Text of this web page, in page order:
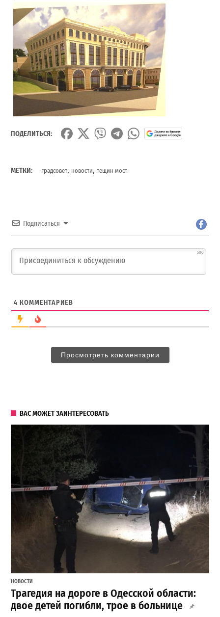
ПОДЕЛИТЬСЯ:
МЕТКИ: градсовет, новости,тещин мост
Подписаться
500
4 КОММЕНТАРИЕВ
Просмотреть комментарии
ВАС МОЖЕТ ЗАИНТЕРЕСОВАТЬ
НОВОСТИ
Трагедия на дороге в Одесской области:
двое детей погибли, трое в больнице